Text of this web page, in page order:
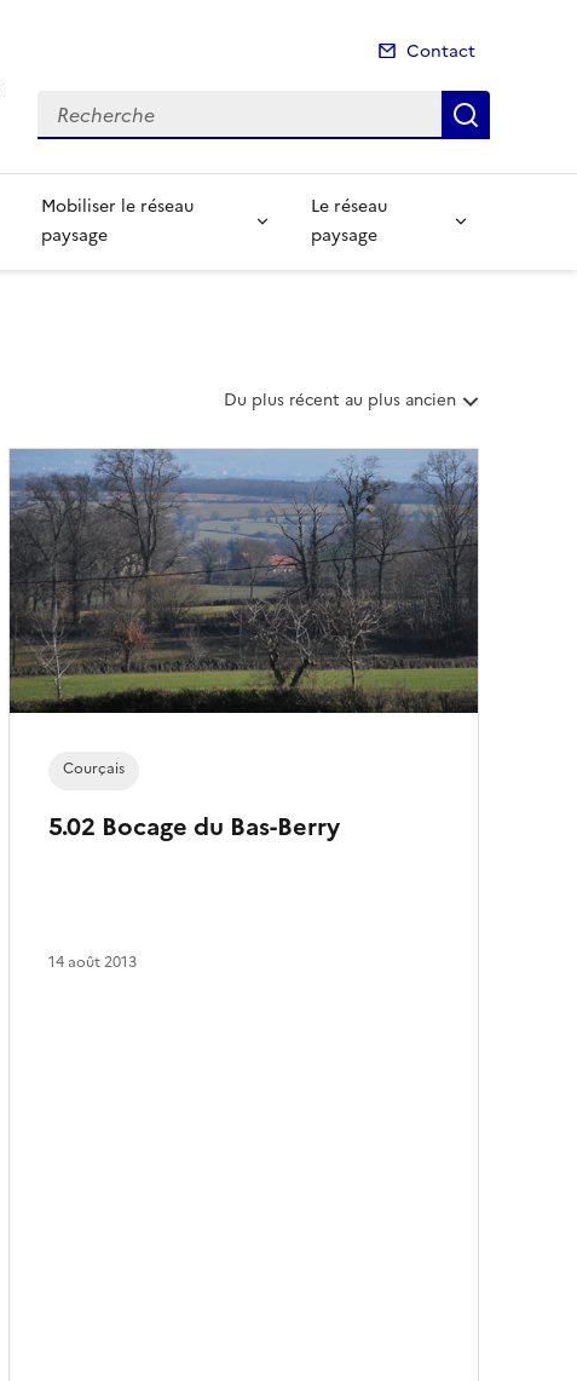
Contact
Recherche
Mobiliser le réseau
paysage
Le réseau
paysage
T
i
e
r
l
e
s
a
r
t
i
c
l
Du plus récent au plus ancien
5.02 Bocage du Bas-Berry
Courçais
14 août 2013